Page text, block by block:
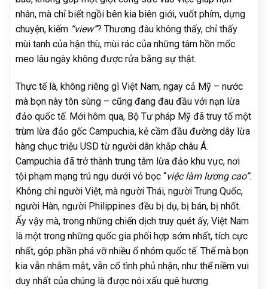
nhân, mà chỉ biết ngồi bên kia biên giới, vuốt phím, dựng
chuyện, kiếm “view”? Thương đâu không thấy, chỉ thấy
mùi tanh của hận thù, mùi rác của những tâm hồn mốc
meo lâu ngày không được rửa bằng sự thật.
Thực tế là, không riêng gì Việt Nam, ngay cả Mỹ – nước
mà bọn này tôn sùng – cũng đang đau đầu với nạn lừa
đảo quốc tế. Mới hôm qua, Bộ Tư pháp Mỹ đã truy tố một
trùm lừa đảo gốc Campuchia, kẻ cầm đầu đường dây lừa
hàng chục triệu USD từ người dân khắp châu Á.
Campuchia đã trở thành trung tâm lừa đảo khu vực, nơi
tội phạm mạng trú ngụ dưới vỏ bọc “việc làm lương cao”.
Không chỉ người Việt, mà người Thái, người Trung Quốc,
người Hàn, người Philippines đều bị dụ, bị bán, bị nhốt.
Ấy vậy mà, trong những chiến dịch truy quét ấy, Việt Nam
là một trong những quốc gia phối hợp sớm nhất, tích cực
nhất, góp phần phá vỡ nhiều ổ nhóm quốc tế. Thế mà bọn
kia vẫn nhắm mắt, vẫn cố tình phủ nhận, như thể niềm vui
duy nhất của chúng là được nói xấu quê hương.